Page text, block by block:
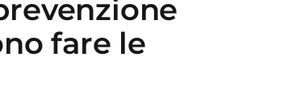
fare le